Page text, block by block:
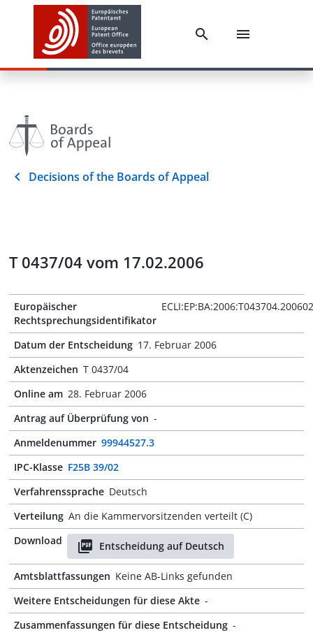
Decisions of the Boards of Appeal
T 0437/04 vom 17.02.2006
Europäischer
Rechtsprechungsidentifikator
Datum der Entscheidung 17. Februar 2006
Aktenzeichen T 0437/04
Online am 28. Februar 2006
Antrag auf Überprüfung von -
Anmeldenummer 99944527.3
IPC-Klasse F25B 39/02
Verfahrenssprache Deutsch
Verteilung An die Kammervorsitzenden verteilt (C)
Download
Entscheidung auf Deutsch
Amtsblattfassungen Keine AB-Links gefunden
Weitere Entscheidungen für diese Akte -
Zusammenfassungen für diese Entscheidung -